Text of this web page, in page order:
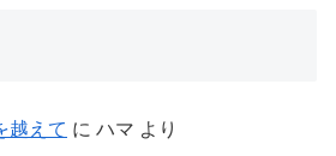
越えて に ハマ より